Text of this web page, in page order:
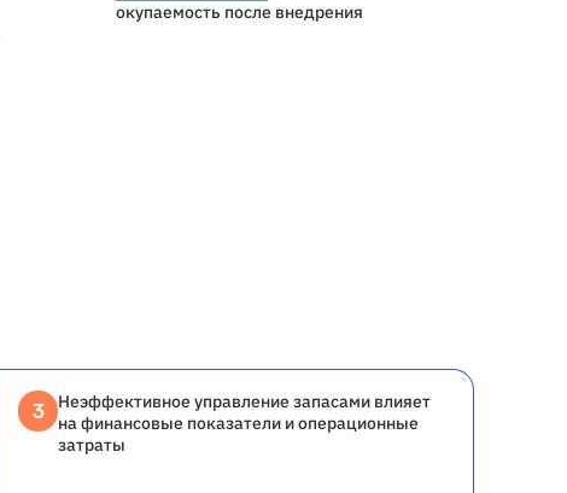
окупаемость после внедрения
3
Неэффективное управление запасами влияет
на финансовые показатели и операционные
затраты